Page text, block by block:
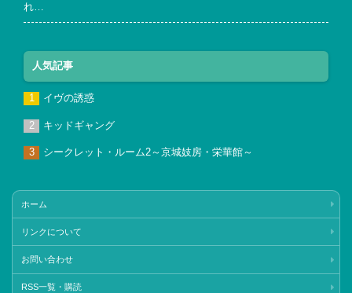
れ…
人気記事
イヴの誘惑
キッドギャング
シークレット・ルーム2～京城妓房・栄華館～
ホーム
リンクについて
お問い合わせ
RSS一覧・購読